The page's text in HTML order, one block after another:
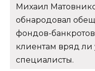
Михаил
обнародовал
фондов-
клиентам вряд ли
специалисты.